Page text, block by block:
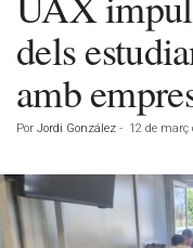
dels
amb
Por Jordi González - 12 de març